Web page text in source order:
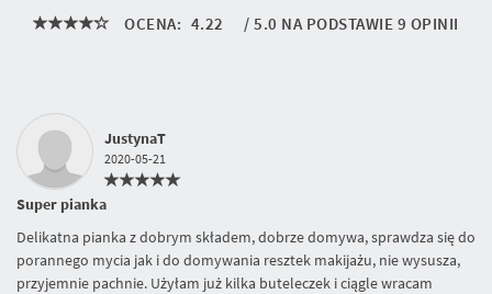
OCENA: 4.22 /5.0 NA PODSTAWIE 9 OPINII
JustynaT
2020-05-21
Super pianka
Delikatna pianka z dobrym składem, dobrze domywa, sprawdza się do
porannego mycia jak i do domywania resztek makijażu, nie wysusza,
przyjemnie pachnie. Użyłam już kilka buteleczek i ciągle wracam